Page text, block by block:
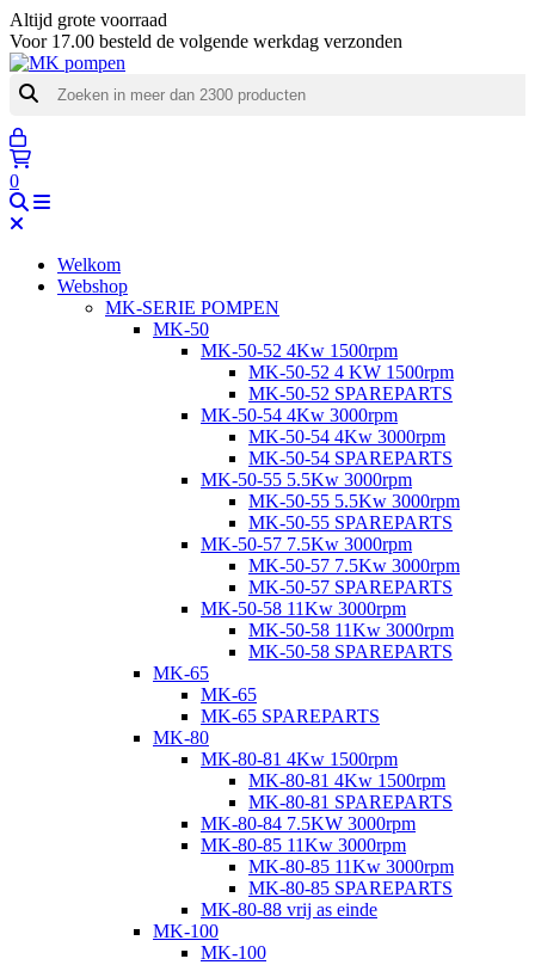
Altijd grote voorraad
Voor 17.00 besteld de volgende werkdag verzonden
0
Welkom
Webshop
MK-SERIE POMPEN
MK-50
MK-50-52 4Kw 1500rpm
MK-50-52 4 KW 1500rpm
MK-50-52 SPAREPARTS
MK-50-54 4Kw 3000rpm
MK-50-54 4Kw 3000rpm
MK-50-54 SPAREPARTS
MK-50-55 5.5Kw 3000rpm
MK-50-55 5.5Kw 3000rpm
MK-50-55 SPAREPARTS
MK-50-57 7.5Kw 3000rpm
MK-50-57 7.5Kw 3000rpm
MK-50-57 SPAREPARTS
MK-50-58 11Kw 3000rpm
MK-50-58 11Kw 3000rpm
MK-50-58 SPAREPARTS
MK-65
MK-65
MK-65 SPAREPARTS
MK-80
MK-80-81 4Kw 1500rpm
MK-80-81 4Kw 1500rpm
MK-80-81 SPAREPARTS
MK-80-84 7.5KW 3000rpm
MK-80-85 11Kw 3000rpm
MK-80-85 11Kw 3000rpm
MK-80-85 SPAREPARTS
MK-80-88 vrij as einde
MK-100
MK-100